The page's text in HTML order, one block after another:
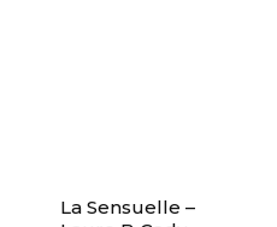
La Sensuelle –